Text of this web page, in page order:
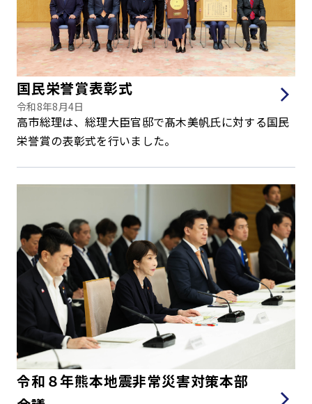
国民栄誉賞表彰式
令和8年8月4日
高市総理は、総理大臣官邸で髙木美帆氏に対する国民
栄誉賞の表彰式を行いました。
令和８年熊本地震非常災害対策本部